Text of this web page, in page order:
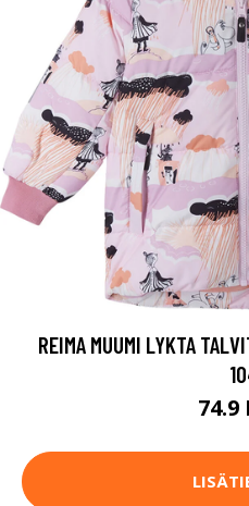
REIMA MUUMI LYKTA
74.9